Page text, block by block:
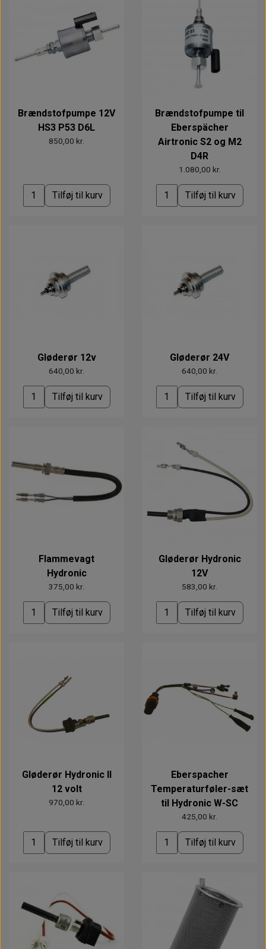
Brændstofpumpe 12V
HS3 P53 D6L
850,00 kr.
Tilføj til kurv
Brændstofpumpe til
Eberspächer
Airtronic S2 og M2
D4R
1.080,00 kr.
Tilføj til kurv
Gløderør 12v
640,00 kr.
Tilføj til kurv
Gløderør 24V
640,00 kr.
Tilføj til kurv
Flammevagt
Hydronic
375,00 kr.
Tilføj til kurv
Gløderør Hydronic
12V
583,00 kr.
Tilføj til kurv
Gløderør Hydronic II
12 volt
970,00 kr.
Tilføj til kurv
Eberspacher
Temperaturføler-sæt
til Hydronic W-SC
425,00 kr.
Tilføj til kurv